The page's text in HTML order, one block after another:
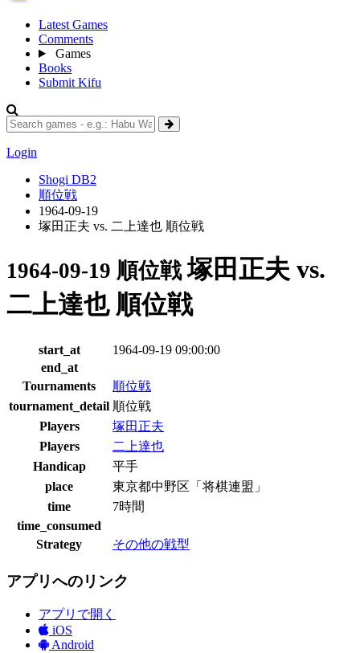
Latest Games
Comments
Games
Books
Submit Kifu
Login
Shogi DB2
順位戦
1964-09-19
塚田正夫 vs. 二上達也 順位戦
1964-09-19 順位戦塚田正夫 vs.
二上達也 順位戦
start_at
1964-09-19 09:00:00
end_at
Tournaments
順位戦
tournament_detail 順位戦
Players
塚田正夫
Players
二上達也
Handicap
平手
place
東京都中野区「将棋連盟」
time
7時間
time_consumed
Strategy
その他の戦型
アプリへのリンク
アプリで開く
iOS
Android